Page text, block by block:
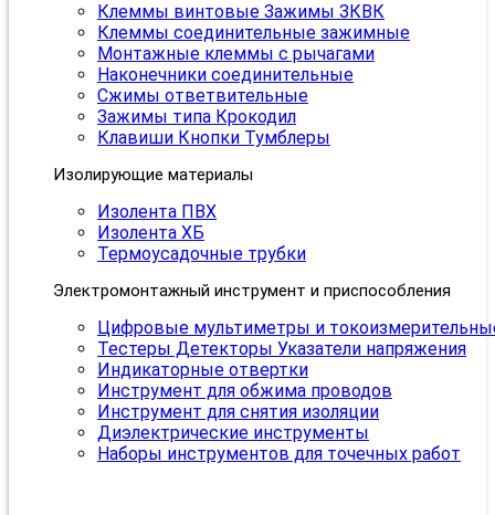
Клеммы винтовые Зажимы ЗКВК
Клеммы соединительные зажимные
Монтажные клеммы с рычагами
Наконечники соединительные
Сжимы ответвительные
Зажимы типа Крокодил
Клавиши Кнопки Тумблеры
Изолирующие материалы
Изолента ПВХ
Изолента ХБ
Термоусадочные трубки
Электромонтажный инструмент и приспособления
Цифровые мультиметры и
Тестеры Детекторы Указатели напряжения
Индикаторные отвертки
Инструмент для обжима проводов
Инструмент для снятия изоляции
Диэлектрические инструменты
Наборы инструментов для точечных работ